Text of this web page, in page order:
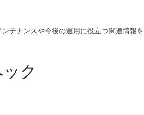
テナンスや今後の運用に役立つ関連情報を
ク